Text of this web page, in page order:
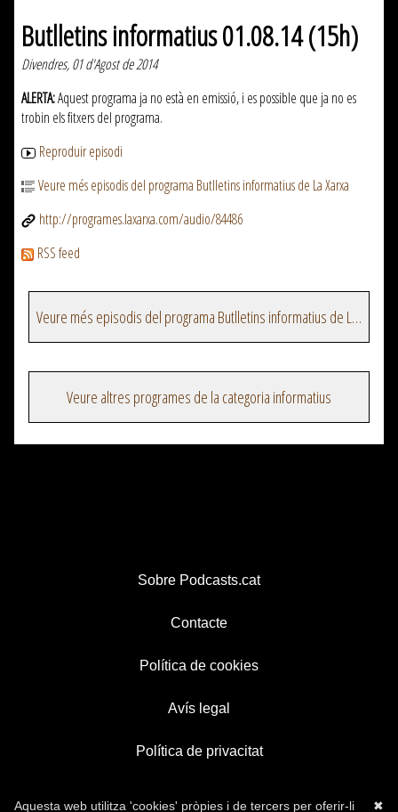
Butlletins informatius 01.08.14 (15h)
Divendres, 01 d'Agost de 2014
ALERTA:Aquest programa ja no està en emissió, i es possible que ja no es
trobin els fitxers del programa.
Reproduir episodi
Veure més episodis del programa Butlletins informatius de La Xarxa
http://programes.laxarxa.com/audio/84486
RSS feed
Veure més episodis del programa Butlletins informatius de La Xarxa
Veure altres programes de la categoria informatius
Sobre Podcasts.cat
Contacte
Política de cookies
Avís legal
Política de privacitat
✖
Aquesta web utilitza 'cookies' pròpies i de tercers per oferir-li